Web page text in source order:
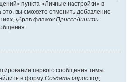
пункта «Личные настройки» в
вы сможете отменить добавление
убрав флажок Присоединить
первого сообщения темы
в форму Создать опрос под